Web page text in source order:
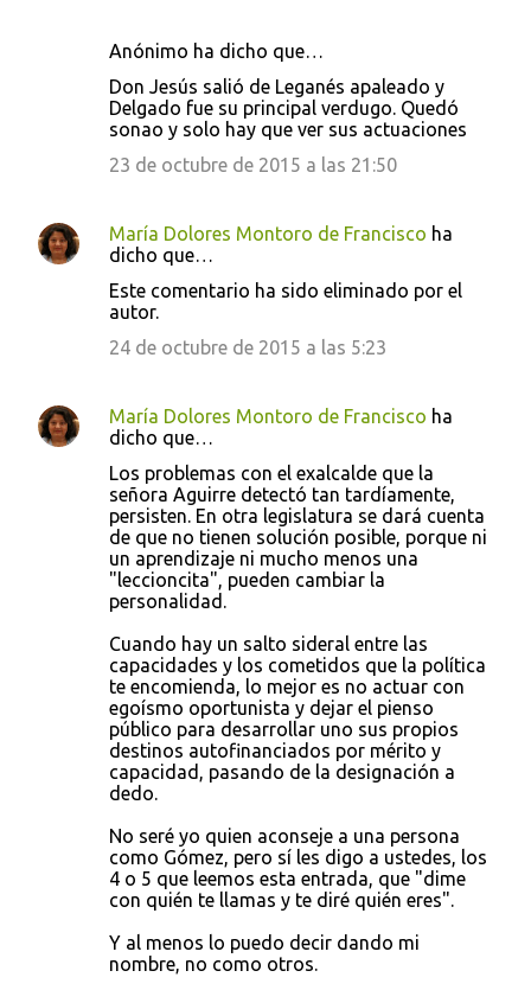
Anónimo ha dicho que…
Don Jesús salió de Leganés apaleado y
Delgado fue su principal verdugo. Quedó
sonao y solo hay que ver sus actuaciones
23 de octubre de 2015 a las 21:50
María Dolores Montoro de Francisco ha
dicho que…
Este comentario ha sido eliminado por el
autor.
24 de octubre de 2015 a las 5:23
María Dolores Montoro de Francisco ha
dicho que…
Los problemas con el exalcalde que la
señora Aguirre detectó tan tardíamente,
persisten. En otra legislatura se dará cuenta
de que no tienen solución posible, porque ni
un aprendizaje ni mucho menos una
"leccioncita", pueden cambiar la
personalidad.
Cuando hay un salto sideral entre las
capacidades y los cometidos que la política
te encomienda, lo mejor es no actuar con
egoísmo oportunista y dejar el pienso
público para desarrollar uno sus propios
destinos autofinanciados por mérito y
capacidad, pasando de la designación a
dedo.
No seré yo quien aconseje a una persona
como Gómez, pero sí les digo a ustedes, los
4 o 5 que leemos esta entrada, que "dime
con quién te llamas y te diré quién eres".
Y al menos lo puedo decir dando mi
nombre, no como otros.